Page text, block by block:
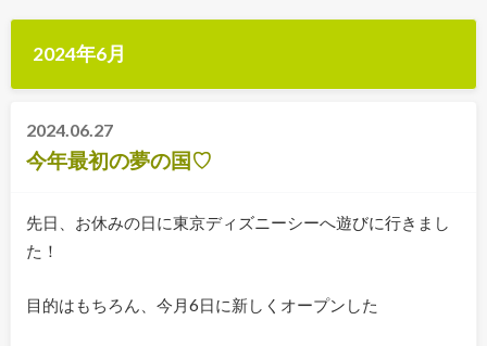
2024年6月
2024.06.27
今年最初の夢の国♡
先日、お休みの日に東京ディズニーシーへ遊びに行きまし
た！
目的はもちろん、今月6日に新しくオープンした